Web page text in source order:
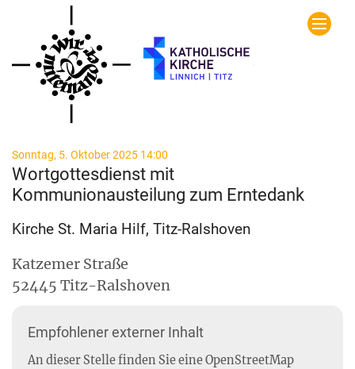
Zum Inhalt springen
Sonntag, 5. Oktober 2025 14:00
Wortgottesdienst mit
Kommunionausteilung zum Erntedank
Kirche St. Maria Hilf, Titz-Ralshoven
Katzemer Straße
52445 Titz-Ralshoven
Empfohlener externer Inhalt
An dieser Stelle finden Sie eine OpenStreetMap